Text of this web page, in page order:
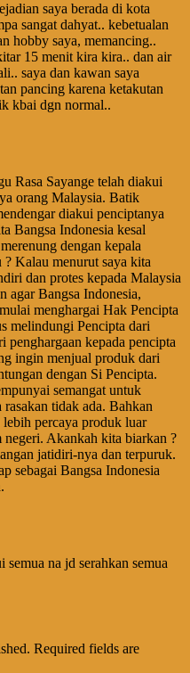
saya berada di kota
sangat dahyat.. kebetualan
hobby saya, memancing..
15 menit kira kira.. dan air
saya dan kawan saya
pancing karena ketakutan
kbai dgn normal..
Rasa Sayange telah diakui
orang Malaysia. Batik
diakui penciptanya
Bangsa Indonesia kesal
dengan kepala
Kalau menurut saya kita
dan protes kepada Malaysia
agar Bangsa Indonesia,
menghargai Hak Pencipta
melindungi Pencipta dari
penghargaan kepada pencipta
ingin menjual produk dari
dengan Si Pencipta.
semangat untuk
tidak ada. Bahkan
percaya produk luar
negeri. Akankah kita biarkan ?
jatidiri-nya dan terpuruk.
sebagai Bangsa Indonesia
na jd serahkan semua
Required fields are